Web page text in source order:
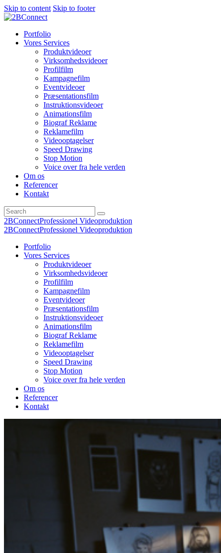
Skip to content Skip to footer
Portfolio
Vores Services
Produktvideoer
Virksomhedsvideoer
Profilfilm
Kampagnefilm
Eventvideoer
Præsentationsfilm
Instruktionsvideoer
Animationsfilm
Biograf Reklame
Reklamefilm
Videooptagelser
Speed Drawing
Stop Motion
Voice over fra hele verden
Om os
Referencer
Kontakt
2BConnectProfessionel Videoproduktion
2BConnectProfessionel Videoproduktion
Portfolio
Vores Services
Produktvideoer
Virksomhedsvideoer
Profilfilm
Kampagnefilm
Eventvideoer
Præsentationsfilm
Instruktionsvideoer
Animationsfilm
Biograf Reklame
Reklamefilm
Videooptagelser
Speed Drawing
Stop Motion
Voice over fra hele verden
Om os
Referencer
Kontakt